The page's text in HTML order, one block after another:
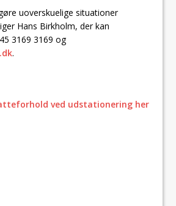
uoverskuelige situationer
Hans Birkholm, der kan
3169 3169 og
.
ved udstationering her